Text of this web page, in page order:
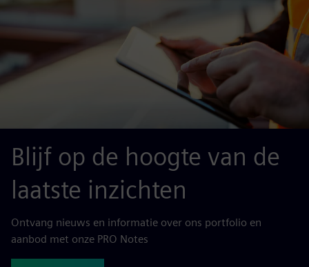
Blijf op de hoogte van de
laatste inzichten
Ontvang nieuws en informatie over ons portfolio en
aanbod met onze PRO Notes